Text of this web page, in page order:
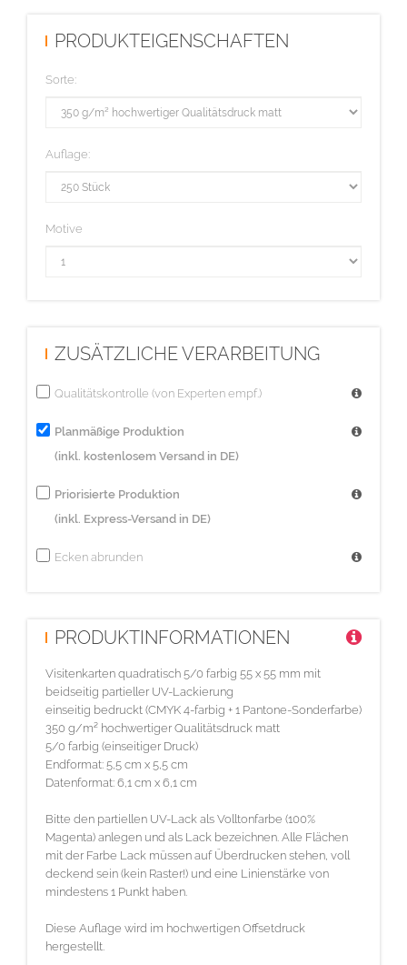
PRODUKTEIGENSCHAFTEN
Sorte:
Auflage:
Motive
ZUSÄTZLICHE VERARBEITUNG
Qualitätskontrolle (von Experten empf.)
Planmäßige Produktion
(inkl. kostenlosem Versand in DE)
Priorisierte Produktion
(inkl. Express-Versand in DE)
Ecken abrunden
PRODUKTINFORMATIONEN
Visitenkarten quadratisch 5/0 farbig 55 x 55 mm mit
beidseitig partieller UV-Lackierung
einseitig bedruckt (CMYK 4-farbig + 1 Pantone-Sonderfarbe)
350 g/m² hochwertiger Qualitätsdruck matt
5/0 farbig (einseitiger Druck)
Endformat: 5,5 cm x 5,5 cm
Datenformat: 6,1 cm x 6,1 cm
Bitte den partiellen UV-Lack als Volltonfarbe (100%
Magenta) anlegen und als Lack bezeichnen. Alle Flächen
mit der Farbe Lack müssen auf Überdrucken stehen, voll
deckend sein (kein Raster!) und eine Linienstärke von
mindestens 1 Punkt haben.
Diese Auflage wird im hochwertigen Offsetdruck
hergestellt.